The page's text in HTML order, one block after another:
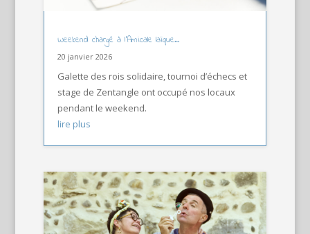
Weekend chargé à l’Amicale laïque…
20 janvier 2026
Galette des rois solidaire, tournoi d’échecs et
stage de Zentangle ont occupé nos locaux
pendant le weekend.
lire plus